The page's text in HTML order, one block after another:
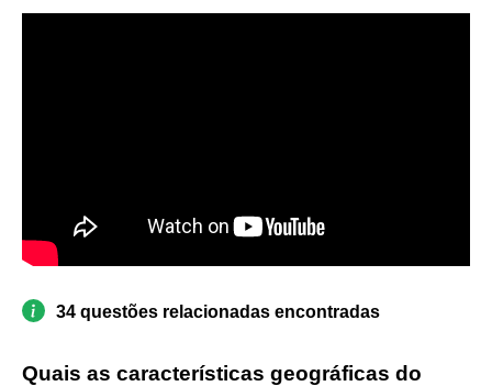
34 questões relacionadas encontradas
Quais as características geográficas do